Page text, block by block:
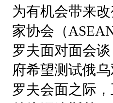
为有机会带来
家协会（
罗夫面对面会
府希望测试俄
罗夫会面之际